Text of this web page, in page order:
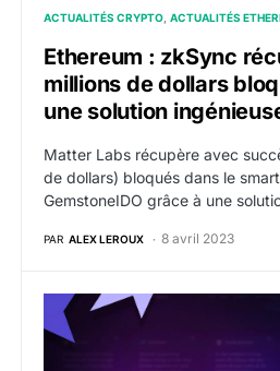
ACTUALITÉS CRYPTO ACTUALITÉS
Ethereum : zkSync
millions de dollars
une solution
Matter Labs récupère avec
de dollars) bloqués dans le
GemstoneIDO grâce à une
PAR ALEX LEROUX 8 avril 2023
zkSync 2.0 : point sur ce